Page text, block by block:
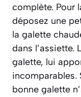
complète. Pour
déposez une
la galette
dans l’assiette.
galette, lui
incomparables.
bonne galette